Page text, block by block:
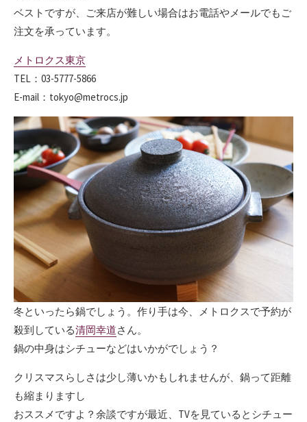
ベストですが、ご来店が難しい場合はお電話やメールでもご
注文を承っています。
メトロクス東京
TEL：03-5777-5866
E-mail：tokyo@metrocs.jp
冬といったら鍋でしょう。作り手は今、メトロクスで予約が
殺到している清岡幸道さん。
鍋の中身はシチューなどはいかがでしょう？
クリスマスらしさは少し薄いかもしれませんが、鍋って距離
も縮まりますし
おススメですよ？余談ですが最近、TVを見ているとシチュー